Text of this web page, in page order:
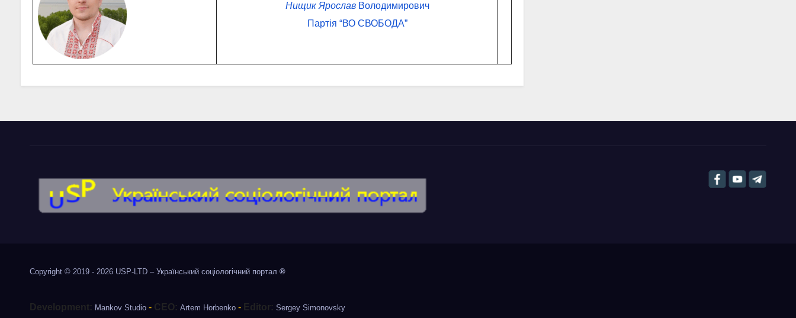
Нищик ЯрославВолодимирович
Партія “ВО СВОБОДА”
Copyright © 2019 - 2026 USP-LTD – Український соціологічний портал ®
Development: Mankov Studio - CEO: Artem Horbenko - Editor: Sergey Simonovsky